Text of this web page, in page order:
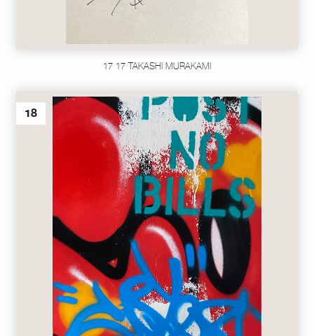
17 17 TAKASHI MURAKAMI
18